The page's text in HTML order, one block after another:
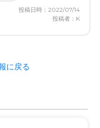
か気になって・・
ことなどなど
改善してもらいたいこ
。
投稿日時：2022/07/14
投稿者：K
に戻る